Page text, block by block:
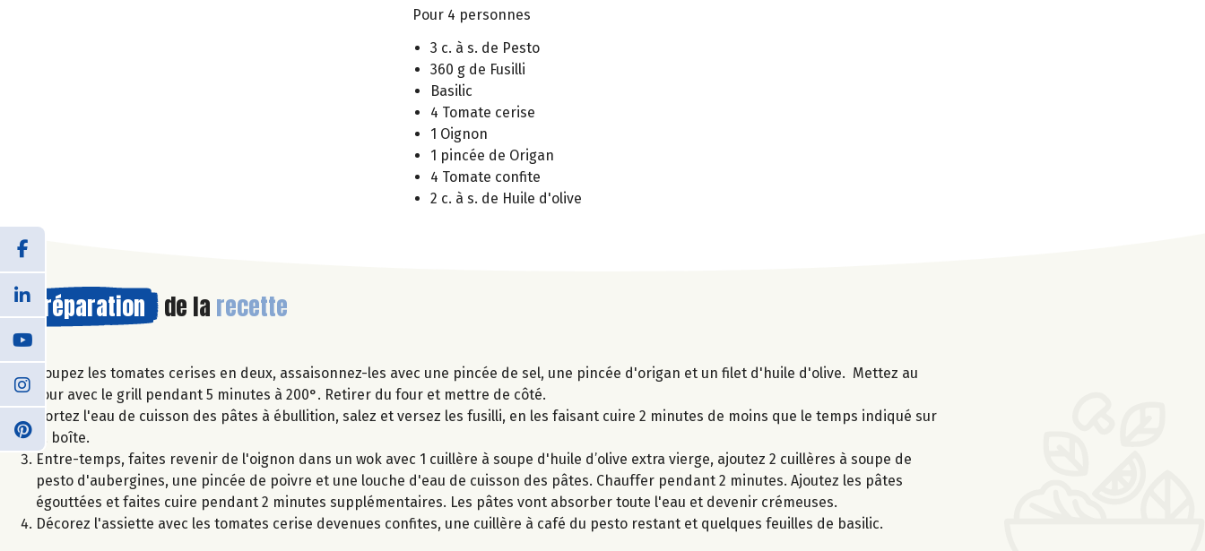
Pour 4 personnes
3 c. à s. de Pesto
360 g de Fusilli
Basilic
4 Tomate cerise
1 Oignon
1 pincée de Origan
4 Tomate confite
2 c. à s. de Huile d'olive
Préparation de la recette
Coupez les tomates cerises en deux, assaisonnez-les avec une pincée de sel, une pincée d'origan et un filet d'huile d'olive. Mettez au
four avec le grill pendant 5 minutes à 200°. Retirer du four et mettre de côté.
Portez l'eau de cuisson des pâtes à ébullition, salez et versez les fusilli, en les faisant cuire 2 minutes de moins que le temps indiqué sur
la boîte.
Entre-temps, faites revenir de l'oignon dans un wok avec 1 cuillère à soupe d'huile d’olive extra vierge, ajoutez 2 cuillères à soupe de
pesto d'aubergines, une pincée de poivre et une louche d'eau de cuisson des pâtes. Chauffer pendant 2 minutes. Ajoutez les pâtes
égouttées et faites cuire pendant 2 minutes supplémentaires. Les pâtes vont absorber toute l'eau et devenir crémeuses.
Décorez l'assiette avec les tomates cerise devenues confites, une cuillère à café du pesto restant et quelques feuilles de basilic.